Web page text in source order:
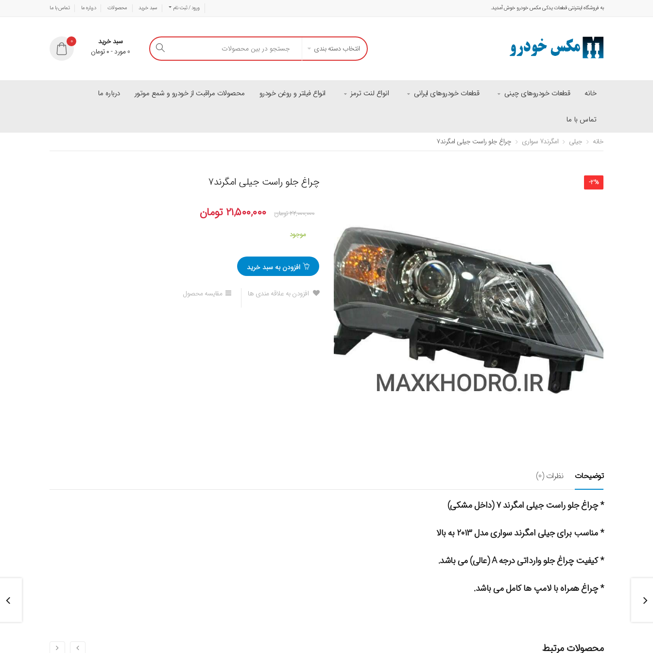
به فروشگاه اینترنتی قطعات یدکی مکس خودرو خوش آمدید. ورود / ثبت نام سبد خرید محصولات درباره ما تماس با ما
انتخاب دسته بندی
0
سبد خرید
0مورد-۰ تومان
خانه قطعات خودروهای چینی قطعات خودروهای ایرانی انواع لنت ترمز انواع فیلتر و روغن خودرو محصولات مراقبت از خودرو و شمع موتور درباره ما
تماس با ما
خانه جیلی امگرند7 سواری چراغ جلو راست جیلی امگرند۷
-2% چراغ جلو راست جیلی امگرند۷
۲۲,۰۰۰,۰۰۰تومان ۲۱,۵۰۰,۰۰۰ تومان
موجود
افزودن به سبد خرید
افزودن به علاقه مندی ها مقایسه محصول
توضیحات نظرات (0)
* چراغ جلو راست جیلی امگرند ۷ (داخل مشکی)
* مناسب برای جیلی امگرند سواری مدل ۲۰۱۳ به بالا
* کیفیت چراغ جلو وارداتی درجه A (عالی) می باشد.
* چراغ همراه با لامپ ها کامل می باشد.
محصولات مرتبط